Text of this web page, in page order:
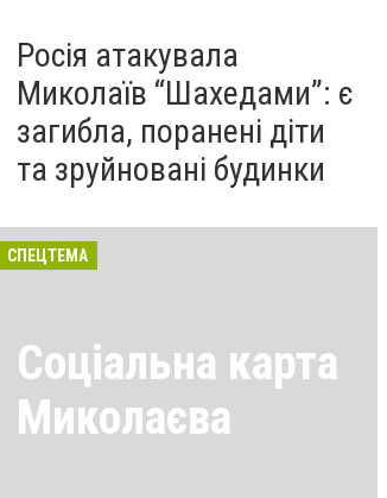
Росія атакувала
Миколаїв “Шахедами”: є
загибла, поранені діти
та зруйновані будинки
СПЕЦТЕМА
Соціальна карта
Миколаєва